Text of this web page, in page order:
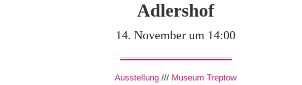
Adlershof
14. November um 14:00
Ausstellung /// Museum Treptow